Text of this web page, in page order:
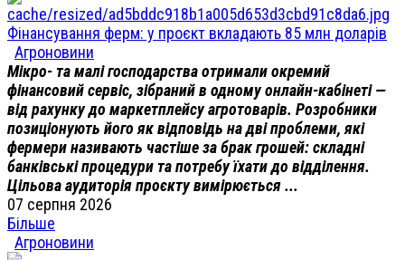
Фінансування ферм: у проєкт вкладають 85 млн доларів
Агроновини
Мікро- та малі господарства отримали окремий
фінансовий сервіс, зібраний в одному онлайн-кабінеті —
від рахунку до маркетплейсу агротоварів. Розробники
позиціонують його як відповідь на дві проблеми, які
фермери називають частіше за брак грошей: складні
банківські процедури та потребу їхати до відділення.
Цільова аудиторія проєкту вимірюється ...
07 серпня 2026
Більше
Агроновини